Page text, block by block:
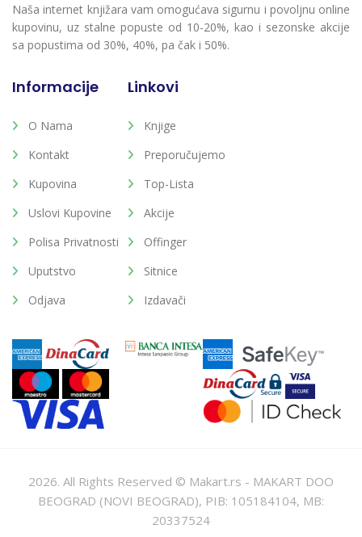
Naša internet knjižara vam omogućava sigurnu i povoljnu online
kupovinu, uz stalne popuste od 10-20%, kao i sezonske akcije
sa popustima od 30%, 40%, pa čak i 50%.
Informacije
O Nama
Kontakt
Kupovina
Uslovi Kupovine
Polisa Privatnosti
Uputstvo
Odjava
Linkovi
Knjige
Preporučujemo
Top-Lista
Akcije
Offinger
Sitnice
Izdavači
2026. All Rights Reserved © Makart.rs - MAKART DOO
BEOGRAD (NOVI BEOGRAD), PIB: 105184104, MB:
20337524